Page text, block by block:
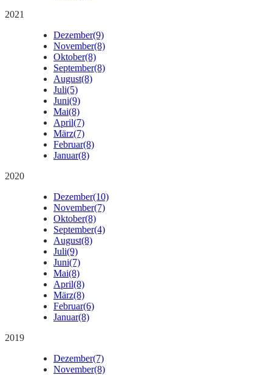
2021
Dezember(9)
November(8)
Oktober(8)
September(8)
August(8)
Juli(5)
Juni(9)
Mai(8)
April(7)
März(7)
Februar(8)
Januar(8)
2020
Dezember(10)
November(7)
Oktober(8)
September(4)
August(8)
Juli(9)
Juni(7)
Mai(8)
April(8)
März(8)
Februar(6)
Januar(8)
2019
Dezember(7)
November(8)